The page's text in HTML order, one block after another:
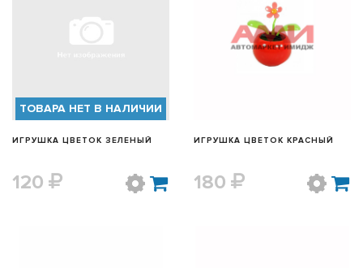
ТОВАРА НЕТ В НАЛИЧИИ
ИГРУШКА ЦВЕТОК ЗЕЛЕНЫЙ
120
БЫСТРЫЙ ПРОСМОТР
ИГРУШКА ЦВЕТОК КРАСНЫЙ
180